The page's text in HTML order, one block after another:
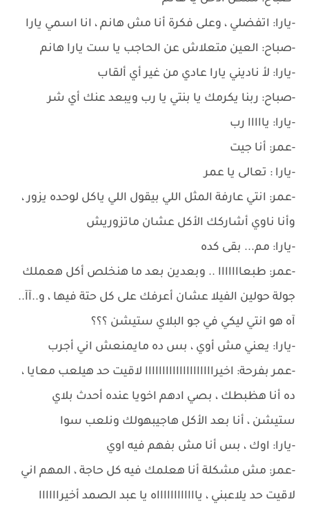
-يارا: اتفضلي ، وعلى فكرة أنا مش هانم ، انا اسمي يارا
-صباح: العين متعلاش عن الحاجب يا ست يارا هانم
-يارا: لأ ناديني يارا عادي من غير أي ألقاب
-صباح: ربنا يكرمك يا بنتي يا رب ويبعد عنك أي شر
-يارا: يااااا رب
-عمر: أنا جيت
-يارا : تعالى يا عمر
-عمر: انتي عارفة المثل اللي بيقول اللي ياكل لوحده يزور ،
وأنا ناوي أشاركك الأكل عشان ماتزوريش
-يارا: مم... بقى كده
-عمر: طبعااااااا .. وبعدين بعد ما هنخلص أكل هعملك
جولة حولين الفيلا عشان أعرفك على كل حتة فيها ، و..آآ..
آه هو انتي ليكي في جو البلاي ستيشن ؟؟؟
-يارا: يعني مش أوي ، بس ده مايمنعش اني أجرب
-عمر بفرحة: اخيراااااااااااااااااااا لاقيت حد هيلعب معايا ،
ده أنا هظبطك ، بصي ادهم اخويا عنده أحدث بلاي
ستيشن ، أنا بعد الأكل هاجيبهولك ونلعب سوا
-يارا: اوك ، بس أنا مش بفهم فيه اوي
-عمر: مش مشكلة أنا هعلمك فيه كل حاجة ، المهم اني
لاقيت حد يلاعبني ، يااااااااااااه يا عبد الصمد أخيراااااا